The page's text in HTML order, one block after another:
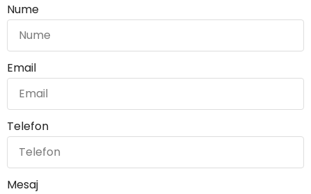
Nume
Email
Telefon
Mesaj